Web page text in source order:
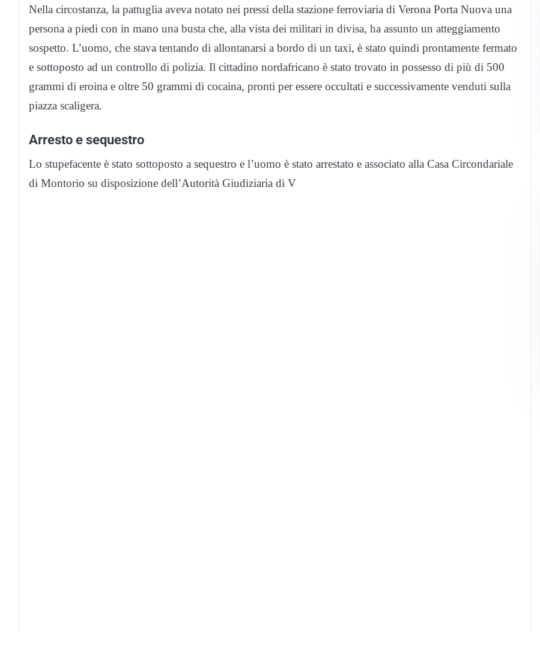
Nella circostanza, la pattuglia aveva notato nei pressi della stazione ferroviaria di Verona Porta Nuova una
persona a piedi con in mano una busta che, alla vista dei militari in divisa, ha assunto un atteggiamento
sospetto. L’uomo, che stava tentando di allontanarsi a bordo di un taxi, è stato quindi prontamente fermato
e sottoposto ad un controllo di polizia. Il cittadino nordafricano è stato trovato in possesso di più di 500
grammi di eroina e oltre 50 grammi di cocaina, pronti per essere occultati e successivamente venduti sulla
piazza scaligera.
Arresto e sequestro
Lo stupefacente è stato sottoposto a sequestro e l’uomo è stato arrestato e associato alla Casa Circondariale
di Montorio su disposizione dell’Autorità Giudiziaria di V